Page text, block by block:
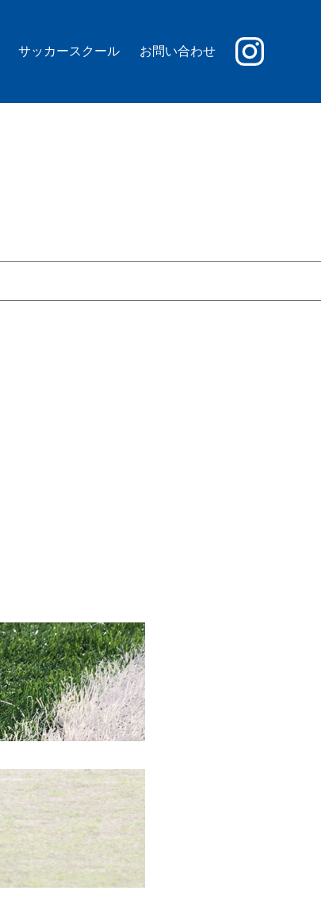
サッカースクール お問い合わせ